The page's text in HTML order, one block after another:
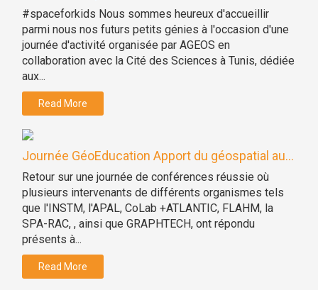
#spaceforkids Nous sommes heureux d'accueillir
parmi nous nos futurs petits génies à l'occasion d'une
journée d'activité organisée par AGEOS en
collaboration avec la Cité des Sciences à Tunis, dédiée
aux...
Read More
Journée GéoEducation Apport du géospatial au...
Retour sur une journée de conférences réussie où
plusieurs intervenants de différents organismes tels
que l'INSTM, l'APAL, CoLab +ATLANTIC, FLAHM, la
SPA-RAC, , ainsi que GRAPHTECH, ont répondu
présents à...
Read More